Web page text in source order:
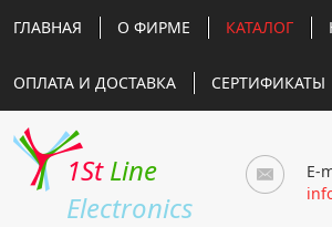
ГЛАВНАЯ О ФИРМЕ КАТАЛОГ
ОПЛАТА И ДОСТАВКА СЕРТИФИКАТЫ
1St Line
Electronics
E-